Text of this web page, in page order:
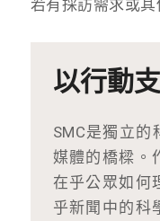
若有採訪需求或其
以行動
SMC是獨立
媒體的橋樑。
在乎公眾如何
乎新聞中的科